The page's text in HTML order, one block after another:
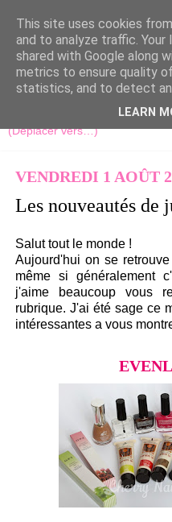
VENDREDI 1 AOÛT
Les nouveautés de
Salut tout le monde !
Aujourd'hui on se
même si généralement
j'aime beaucoup vous
rubrique. J'ai été sage ce
intéressantes a vous
This site uses cookies
and to analyze traffic. Your
shared with Google along
metrics to ensure quality
statistics, and to detect
LEARN